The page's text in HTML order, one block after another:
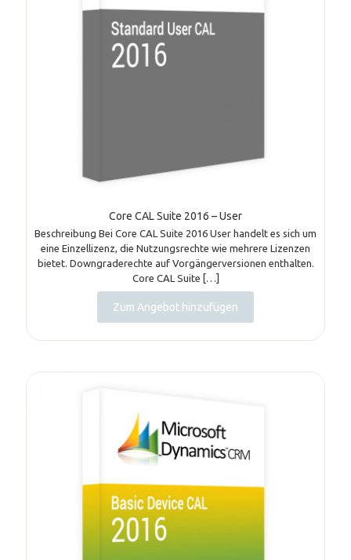
Core CAL Suite 2016 – User
Beschreibung Bei Core CAL Suite 2016 User handelt es sich um
eine Einzellizenz, die Nutzungsrechte wie mehrere Lizenzen
bietet. Downgraderechte auf Vorgängerversionen enthalten.
Core CAL Suite […]
Zum Angebot hinzufügen